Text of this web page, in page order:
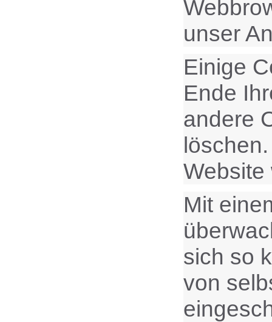
unser
Einige
Ende
andere
Website
Mit
sich so
von